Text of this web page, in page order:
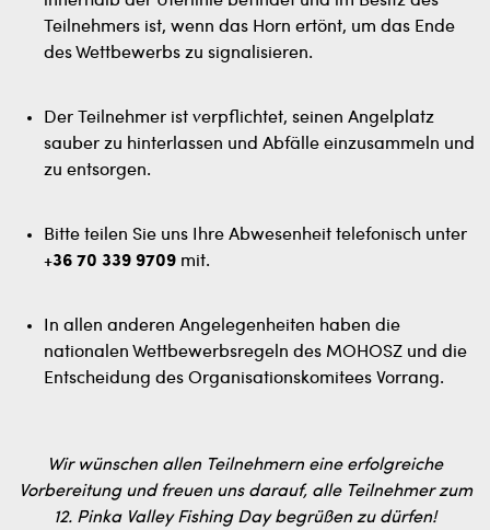
Teilnehmers ist, wenn das Horn ertönt, um das Ende
des Wettbewerbs zu signalisieren.
Der Teilnehmer ist verpflichtet, seinen Angelplatz
sauber zu hinterlassen und Abfälle einzusammeln und
zu entsorgen.
Bitte teilen Sie uns Ihre Abwesenheit telefonisch unter
+36 70 339 9709 mit.
In allen anderen Angelegenheiten haben die
nationalen Wettbewerbsregeln des MOHOSZ und die
Entscheidung des Organisationskomitees Vorrang.
Wir wünschen allen Teilnehmern eine erfolgreiche
Vorbereitung und freuen uns darauf, alle Teilnehmer zum
12. Pinka Valley Fishing Day begrüßen zu dürfen!